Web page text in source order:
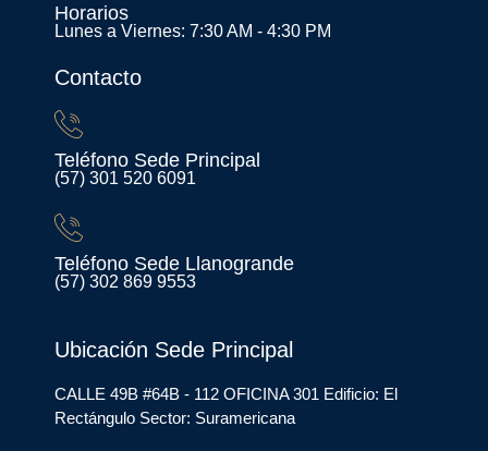
Horarios
Lunes a Viernes: 7:30 AM - 4:30 PM
Contacto
Teléfono Sede Principal
(57) 301 520 6091
Teléfono Sede Llanogrande
(57) 302 869 9553
Ubicación Sede Principal
CALLE 49B #64B - 112 OFICINA 301 Edificio: El
Rectángulo Sector: Suramericana